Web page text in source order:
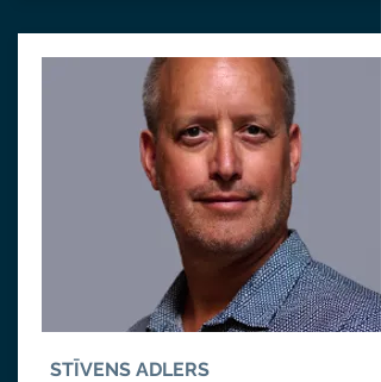
STĪVENS ADLERS